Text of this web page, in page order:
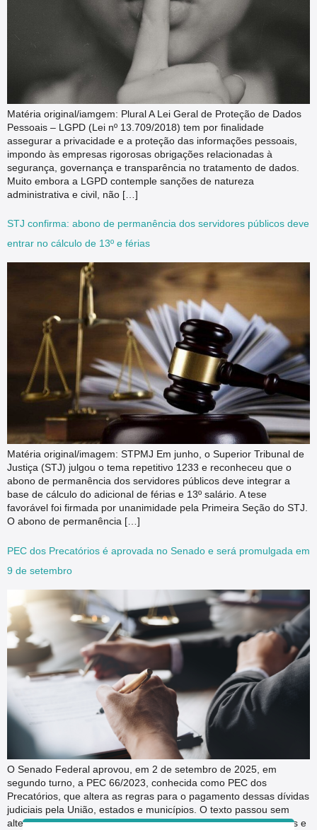
Matéria original/iamgem: Plural A Lei Geral de Proteção de Dados
Pessoais – LGPD (Lei nº 13.709/2018) tem por finalidade
assegurar a privacidade e a proteção das informações pessoais,
impondo às empresas rigorosas obrigações relacionadas à
segurança, governança e transparência no tratamento de dados.
Muito embora a LGPD contemple sanções de natureza
administrativa e civil, não […]
STJ confirma: abono de permanência dos servidores públicos deve
entrar no cálculo de 13º e férias
Matéria original/imagem: STPMJ Em junho, o Superior Tribunal de
Justiça (STJ) julgou o tema repetitivo 1233 e reconheceu que o
abono de permanência dos servidores públicos deve integrar a
base de cálculo do adicional de férias e 13º salário. A tese
favorável foi firmada por unanimidade pela Primeira Seção do STJ.
O abono de permanência […]
PEC dos Precatórios é aprovada no Senado e será promulgada em
9 de setembro
O Senado Federal aprovou, em 2 de setembro de 2025, em
segundo turno, a PEC 66/2023, conhecida como PEC dos
Precatórios, que altera as regras para o pagamento dessas dívidas
judiciais pela União, estados e municípios. O texto passou sem
alterações em relação ao aprovado pela Câmara dos Deputados e